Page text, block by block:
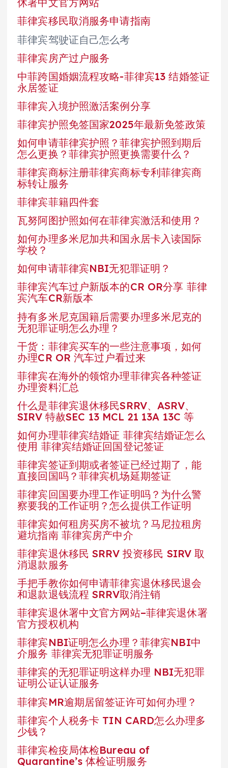
菲律宾移民取消服务申请指南
菲律宾驾驶证自己怎么考
菲律宾房产过户服务
中菲跨国婚姻流程攻略-菲律宾13 结婚签证
永居签证
菲律宾入境护照激活案例分享
菲律宾护照免签国家2025年最新免签政策
如何申请菲律宾护照？菲律宾护照到期后
怎么更换？菲律宾护照更换需要什么？
菲律宾商标注册菲律宾商标专利菲律宾商
标转让服务
菲律宾菲籍四件套
瓦努阿图护照如何在菲律宾激活和使用？
如何办理多米尼加共和国永居卡入读国际
学校？
如何申请菲律宾NBI无犯罪证明？
菲律宾汽车过户新版本的CR OR分享 菲律
宾汽车CR新版本
持有多米尼克国籍后需要办理多米尼克的
无犯罪证明怎么办理？
干货：菲律宾买车的一些注意事项，如何
办理CR OR 汽车过户看过来
菲律宾在海外的领馆办理菲律宾各种签证
办理资料汇总
什么是菲律宾退休移民SRRV、ASRV、
SIRV 特赦SEC 13 MCL 21 13A 13C 等
如何办理菲律宾结婚证 菲律宾结婚证怎么
使用 菲律宾结婚证回国登记签证
菲律宾签证到期或者签证已经过期了，能
直接回国吗？菲律宾机场延期签证
菲律宾回国要办理工作证明吗？为什么警
察要我的工作证明？怎么提供工作证明
菲律宾如何租房买房不被坑？马尼拉租房
避坑指南 菲律宾房产中介
菲律宾退休移民 SRRV 投资移民 SIRV 取
消退款服务
手把手教你如何申请菲律宾退休移民退会
和退款退钱流程 SRRV取消注销
菲律宾退休署中文官方网站–菲律宾退休署
官方授权机构
菲律宾NBI证明怎么办理？菲律宾NBI中
介服务 菲律宾无犯罪证明服务
菲律宾的无犯罪证明这样办理 NBI无犯罪
证明公证认证服务
菲律宾MR逾期居留签证许可如何办理？
菲律宾个人税务卡 TIN CARD怎么办理多
少钱？
菲律宾检疫局体检Bureau of
Quarantine’s 体检证明服务